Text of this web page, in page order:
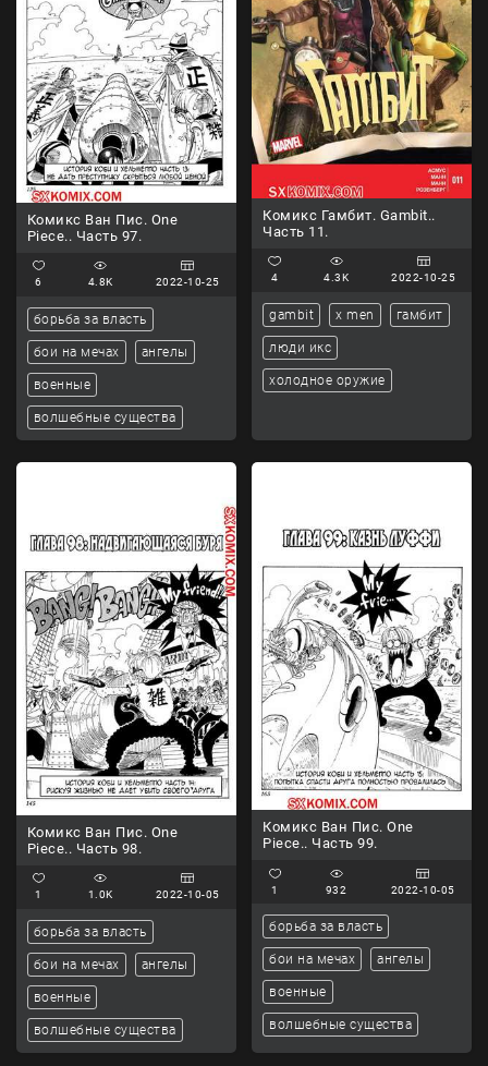
Комикс Ван Пис. One
Piece.. Часть 97.
6 4.8K 2022-10-25
борьба за власть
бои на мечах ангелы
военные
волшебные существа
Комикс Гамбит. Gambit..
Часть 11.
4 4.3K 2022-10-25
gambit x men гамбит
люди икс
холодное оружие
Комикс Ван Пис. One
Piece.. Часть 98.
1 1.0K 2022-10-05
борьба за власть
бои на мечах ангелы
военные
волшебные существа
Комикс Ван Пис. One
Piece.. Часть 99.
1 932 2022-10-05
борьба за власть
бои на мечах ангелы
военные
волшебные существа